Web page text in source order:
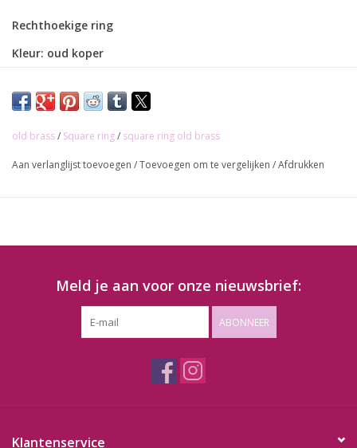
Rechthoekige ring
Kleur: oud koper
old brass/ Square ring/ square ring old brass
Aan verlanglijst toevoegen /Toevoegen om te vergelijken /Afdrukken
Meld je aan voor onze nieuwsbrief:
ABONNEER
Klantenservice